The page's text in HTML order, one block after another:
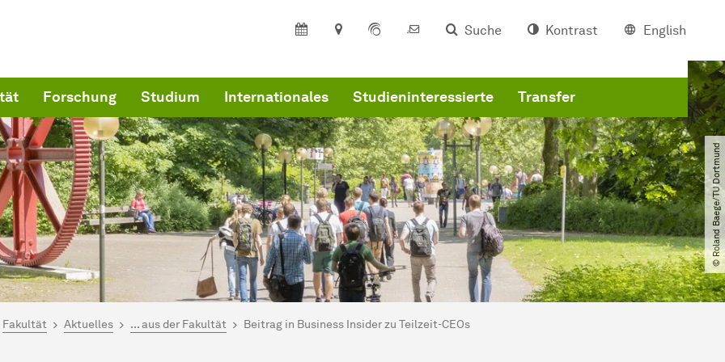
Suche Kontrast English
Forschung Studium Internationales Studieninteressierte Transfer
© Roland Baege​/​TU Dortmund
hier:
Wirtschaftswissenschaften
Fakultät Aktuelles ... aus der Fakultät Beitrag in Business Insider zu Teilzeit-CEOs